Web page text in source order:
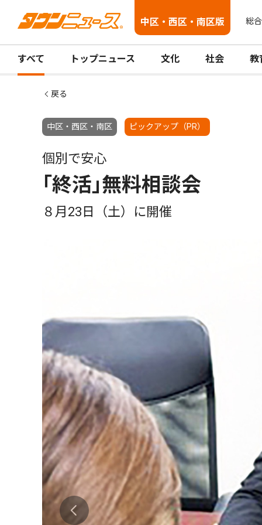
中区・西区・南区版 総
すべて トップニュース 文化 社会 教
戻る
中区・西区・南区 ピックアップ（PR）
個別で安心
｢終活｣無料相談会
８月23日（土）に開催